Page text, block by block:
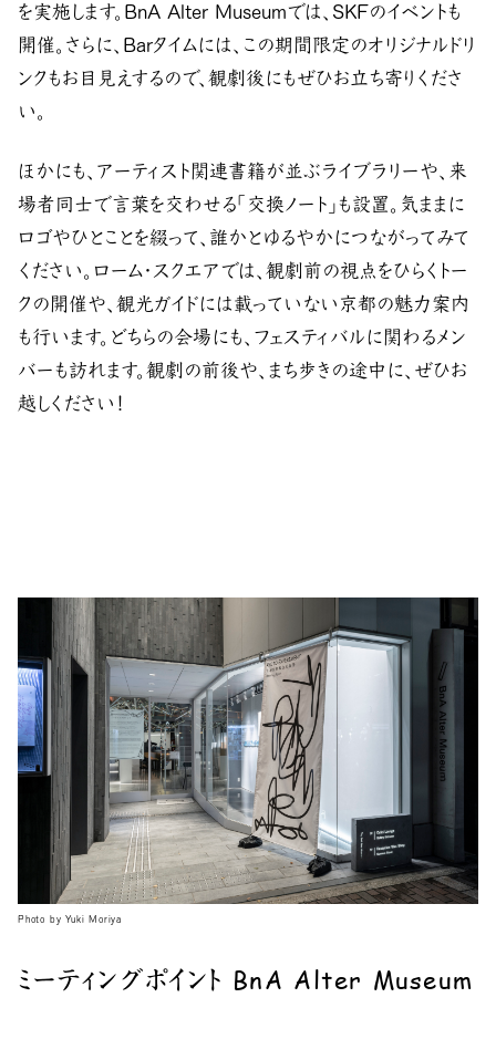
を実施します。BnA Alter Museumでは、SKFのイベントも
開催。さらに、Barタイムには、この期間限定のオリジナルドリ
ンクもお目見えするので、観劇後にもぜひお立ち寄りくださ
い。
ほかにも、アーティスト関連書籍が並ぶライブラリーや、来
場者同士で言葉を交わせる「交換ノート」も設置。気ままに
ロゴやひとことを綴って、誰かとゆるやかにつながってみて
ください。ローム・スクエアでは、観劇前の視点をひらくトー
クの開催や、観光ガイドには載っていない京都の魅力案内
も行います。どちらの会場にも、フェスティバルに関わるメン
バーも訪れます。観劇の前後や、まち歩きの途中に、ぜひお
越しください！
Photo by Yuki Moriya
ミーティングポイント BnA Alter Museum